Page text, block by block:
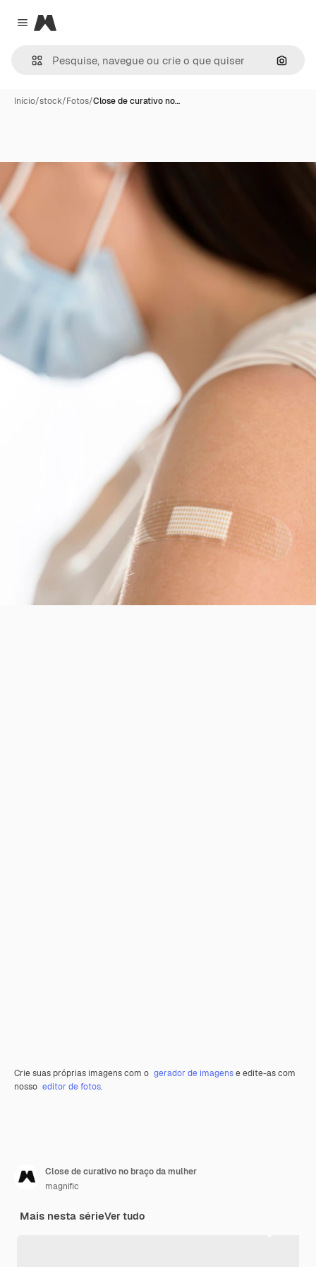
Close menu
Magnific
Início/stock/Fotos/Close de curativo no…
Crie suas próprias imagens com o gerador de imagense edite-as com
nosso editor de fotos.
Close de curativo no braço da mulher
magnific
Mais nesta sérieVer tudo